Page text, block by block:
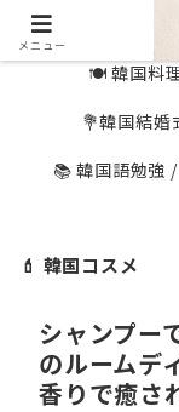
🍽 韓国料
💐韓国結婚
📚 韓国語勉強
💄 韓国コスメ
シャンプー
のルームデ
香りで癒さ
メニュー